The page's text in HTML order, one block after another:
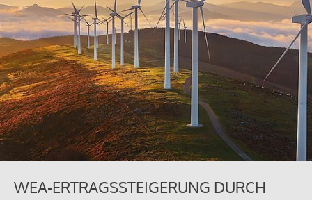
WEA-ERTRAGSSTEIGERUNG DURCH